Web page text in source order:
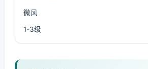
微风
1-3级